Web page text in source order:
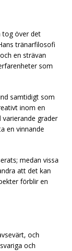
tog över det
tränarfilosofi
en strävan
som
samtidigt som
inom en
grader
en vinnande
medan vissa
att det kan
förblir en
och
och